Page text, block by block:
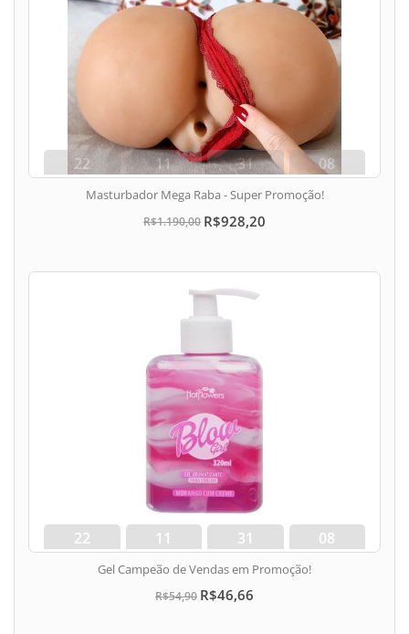
22
dias
11
hora
31
min
07
seg
Masturbador Mega Raba - Super Promoção!
R$1.190,00 R$928,20
22
dias
11
hora
31
min
07
seg
Gel Campeão de Vendas em Promoção!
R$54,90 R$46,66